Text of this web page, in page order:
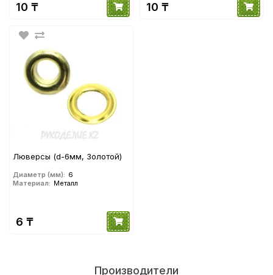
10 ₸ 10 ₸
Люверсы (d-6мм, Золотой)
Диаметр (мм): 6
Материал: Металл
6 ₸
Производители